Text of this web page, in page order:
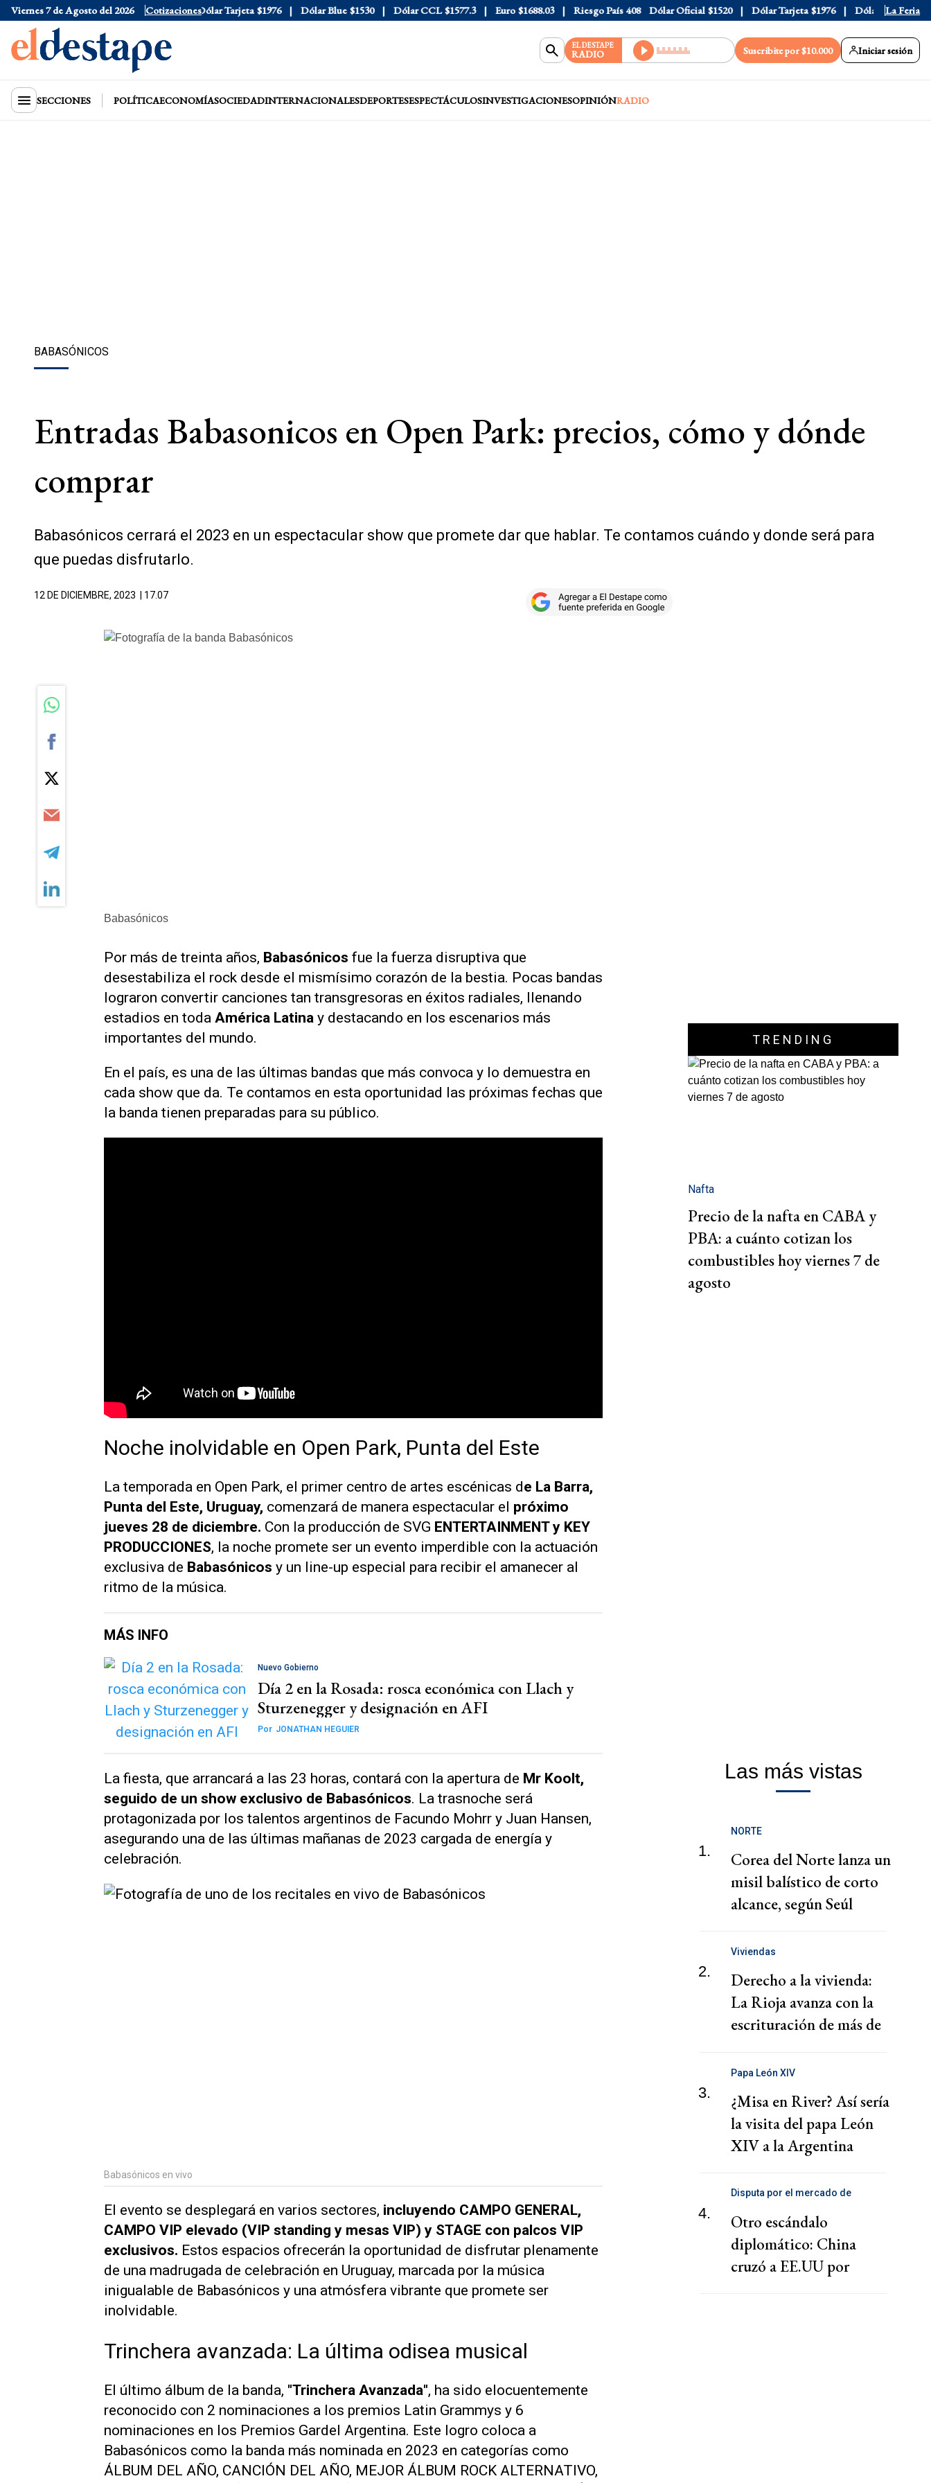
Viernes 7 de Agosto del 2026 Cotizaciones
Dólar Oficial $1520 Dólar Tarjeta $1976 Dólar Blue $1530 Dólar CCL $1577.3 Euro $1688.03 Riesgo País 408 Dólar Oficial $1520 Dólar Tarjeta $1976 Dólar Blue $1530
La Feria
EL DESTAPE
RADIO Suscribite por $10.000 Iniciar sesión
SECCIONES POLÍTICAECONOMÍASOCIEDADINTERNACIONALESDEPORTESESPECTÁCULOSINVESTIGACIONESOPINIÓNRADIO
BABASÓNICOS
Entradas Babasonicos en Open Park: precios, cómo y dónde
comprar
Babasónicos cerrará el 2023 en un espectacular show que promete dar que hablar. Te contamos cuándo y donde será para
que puedas disfrutarlo.
12 DE DICIEMBRE, 2023 | 17.07
Babasónicos
Por más de treinta años, Babasónicos fue la fuerza disruptiva que
desestabiliza el rock desde el mismísimo corazón de la bestia. Pocas bandas
lograron convertir canciones tan transgresoras en éxitos radiales, llenando
estadios en toda América Latina y destacando en los escenarios más
importantes del mundo.
En el país, es una de las últimas bandas que más convoca y lo demuestra en
cada show que da. Te contamos en esta oportunidad las próximas fechas que
la banda tienen preparadas para su público.
Noche inolvidable en Open Park, Punta del Este
La temporada en Open Park, el primer centro de artes escénicas de La Barra,
Punta del Este, Uruguay, comenzará de manera espectacular el próximo
jueves 28 de diciembre. Con la producción de SVG ENTERTAINMENT y KEY
PRODUCCIONES, la noche promete ser un evento imperdible con la actuación
exclusiva de Babasónicos y un line-up especial para recibir el amanecer al
ritmo de la música.
MÁS INFO
Nuevo Gobierno
Día 2 en la Rosada: rosca económica con Llach y
Sturzenegger y designación en AFI
Por JONATHAN HEGUIER
La fiesta, que arrancará a las 23 horas, contará con la apertura de Mr Koolt,
seguido de un show exclusivo de Babasónicos. La trasnoche será
protagonizada por los talentos argentinos de Facundo Mohrr y Juan Hansen,
asegurando una de las últimas mañanas de 2023 cargada de energía y
celebración.
Babasónicos en vivo
El evento se desplegará en varios sectores, incluyendo CAMPO GENERAL,
CAMPO VIP elevado (VIP standing y mesas VIP) y STAGE con palcos VIP
exclusivos. Estos espacios ofrecerán la oportunidad de disfrutar plenamente
de una madrugada de celebración en Uruguay, marcada por la música
inigualable de Babasónicos y una atmósfera vibrante que promete ser
inolvidable.
Trinchera avanzada: La última odisea musical
El último álbum de la banda, "Trinchera Avanzada", ha sido elocuentemente
reconocido con 2 nominaciones a los premios Latin Grammys y 6
nominaciones en los Premios Gardel Argentina. Este logro coloca a
Babasónicos como la banda más nominada en 2023 en categorías como
ÁLBUM DEL AÑO, CANCIÓN DEL AÑO, MEJOR ÁLBUM ROCK ALTERNATIVO,
TRENDING
Nafta
Precio de la nafta en CABA y
PBA: a cuánto cotizan los
combustibles hoy viernes 7 de
agosto
Las más vistas
1.
NORTE
Corea del Norte lanza un
misil balístico de corto
alcance, según Seúl
2.
Viviendas
Derecho a la vivienda:
La Rioja avanza con la
escrituración de más de
3.
Papa León XIV
¿Misa en River? Así sería
la visita del papa León
XIV a la Argentina
4.
Disputa por el mercado de
Otro escándalo
diplomático: China
cruzó a EE.UU por